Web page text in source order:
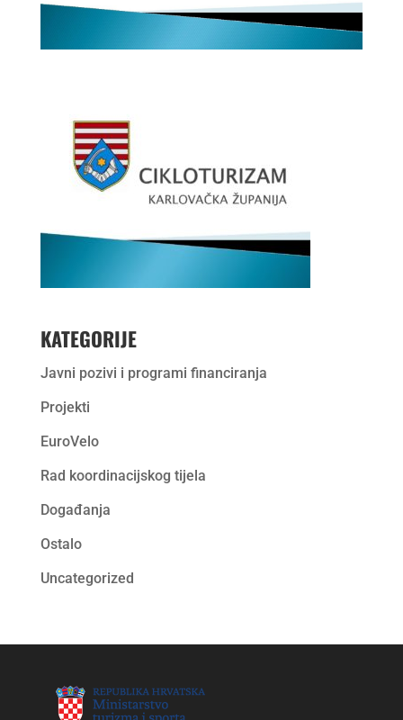
KATEGORIJE
Javni pozivi i programi financiranja
Projekti
EuroVelo
Rad koordinacijskog tijela
Događanja
Ostalo
Uncategorized